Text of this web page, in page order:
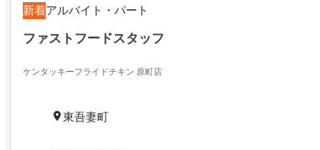
新着アルバイト・パート
ファストフードスタッフ
ケンタッキーフライドチキン 原町店
東吾妻町